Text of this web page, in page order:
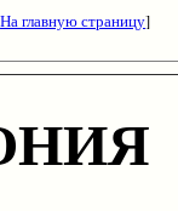
На главную страницу]